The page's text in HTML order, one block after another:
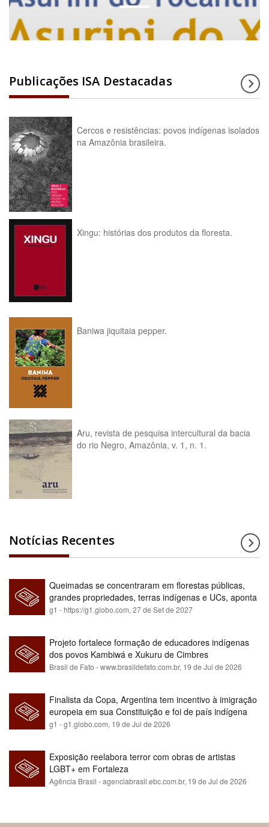
Publicações ISA Destacadas
Cercos e resistências: povos indígenas isolados
na Amazônia brasileira.
Xingu: histórias dos produtos da floresta.
Baniwa jiquitaia pepper.
Aru, revista de pesquisa intercultural da bacia
do rio Negro, Amazônia, v. 1, n. 1.
Notícias Recentes
Queimadas se concentraram em florestas públicas,
grandes propriedades, terras indígenas e UCs, aponta
relatório
g1 - https://g1.globo.com,27 de Set de 2027
Projeto fortalece formação de educadores indígenas
dos povos Kambiwá e Xukuru de Cimbres
Brasil de Fato - www.brasildefato.com.br, 19 de Jul de 2026
Finalista da Copa, Argentina tem incentivo à imigração
europeia em sua Constituição e foi de país indígena
para maioria branca
g1 - g1.globo.com, 19 de Jul de 2026
Exposição reelabora terror com obras de artistas
LGBT+ em Fortaleza
Agência Brasil - agenciabrasil.ebc.com.br, 19 de Jul de 2026